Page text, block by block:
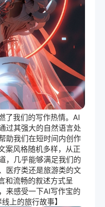
了我们的写作热情。AI
过其强大的自然语言处
助我们在短时间内创作
案风格随机多样，从正
，几乎能够满足我们的
医疗类还是旅游类的文
和流畅的叙述方式呈
来感受一下AI写作宝的
上的旅行故事】